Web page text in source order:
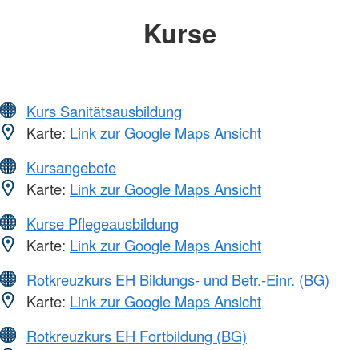
Kurse
Kurs Sanitätsausbildung
Karte: Link zur Google Maps Ansicht
Kursangebote
Karte: Link zur Google Maps Ansicht
Kurse Pflegeausbildung
Karte: Link zur Google Maps Ansicht
Rotkreuzkurs EH Bildungs- und Betr.-Einr. (BG)
Karte: Link zur Google Maps Ansicht
Rotkreuzkurs EH Fortbildung (BG)